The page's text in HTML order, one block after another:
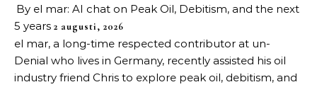
By el mar: AI chat on Peak Oil, Debitism, and the next
5 years 2 augusti, 2026
el mar, a long-time respected contributor at un-
Denial who lives in Germany, recently assisted his oil
industry friend Chris to explore peak oil, debitism, and